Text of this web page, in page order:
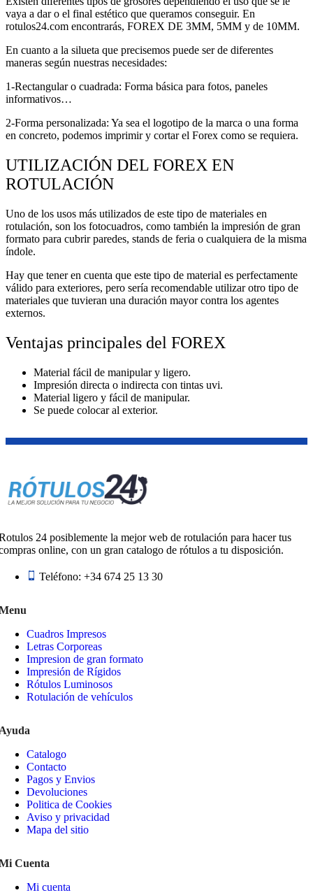
vaya a dar o el final estético que queramos conseguir. En
rotulos24.com encontrarás, FOREX DE 3MM, 5MM y de 10MM.
En cuanto a la silueta que precisemos puede ser de diferentes
maneras según nuestras necesidades:
1-Rectangular o cuadrada: Forma básica para fotos, paneles
informativos…
2-Forma personalizada: Ya sea el logotipo de la marca o una forma
en concreto, podemos imprimir y cortar el Forex como se requiera.
UTILIZACIÓN DEL FOREX EN
ROTULACIÓN
Uno de los usos más utilizados de este tipo de materiales en
rotulación, son los fotocuadros, como también la impresión de gran
formato para cubrir paredes, stands de feria o cualquiera de la misma
índole.
Hay que tener en cuenta que este tipo de material es perfectamente
válido para exteriores, pero sería recomendable utilizar otro tipo de
materiales que tuvieran una duración mayor contra los agentes
externos.
Ventajas principales del FOREX
Material fácil de manipular y ligero.
Impresión directa o indirecta con tintas uvi.
Material ligero y fácil de manipular.
Se puede colocar al exterior.
24 posiblemente la mejor web de rotulación para hacer tus
online, con un gran catalogo de rótulos a tu disposición.
Teléfono: +34 674 25 13 30
Cuadros Impresos
Letras Corporeas
Impresion de gran formato
Impresión de Rígidos
Rótulos Luminosos
Rotulación de vehículos
Catalogo
Contacto
Pagos y Envios
Devoluciones
Politica de Cookies
Aviso y privacidad
Mapa del sitio
Cuenta
Mi cuenta